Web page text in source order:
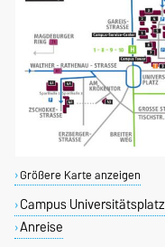
Größere Karte anzeigen
Campus Universitätsplatz
Anreise